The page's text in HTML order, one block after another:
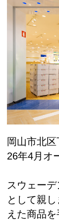
岡山市北
26年4月オ
スウェー
として親
えた商品